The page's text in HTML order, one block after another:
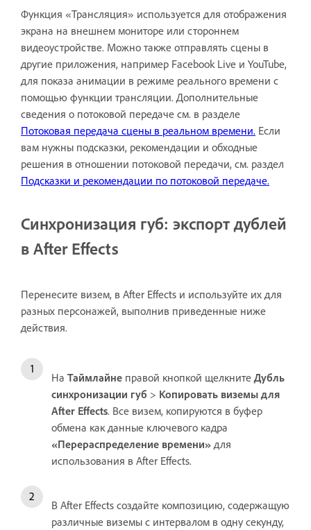
Функция «Трансляция» используется для отображения
экрана на внешнем мониторе или стороннем
видеоустройстве. Можно также отправлять сцены в
другие приложения, например Facebook Live и YouTube,
для показа анимации в режиме реального времени с
помощью функции трансляции. Дополнительные
сведения о потоковой передаче см. в разделе
Потоковая передача сцены в реальном времени. Если
вам нужны подсказки, рекомендации и обходные
решения в отношении потоковой передачи, см. раздел
Подсказки и рекомендации по потоковой передаче.
Синхронизация губ: экспорт дублей
в After Effects
Перенесите визем, в After Effects и используйте их для
разных персонажей, выполнив приведенные ниже
действия.
На Таймлайне правой кнопкой щелкнитеДубль
синхронизации губ > Копировать виземы для
After Effects. Все визем, копируются в буфер
обмена как данные ключевого кадра
«Перераспределение времени» для
использования в After Effects.
В After Effects создайте композицию, содержащую
различные виземы с интервалом в одну секунду,